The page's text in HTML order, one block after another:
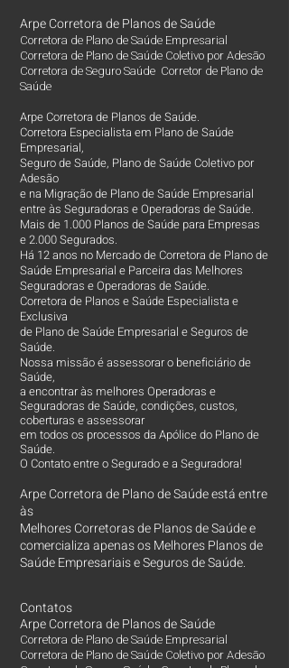
Arpe Corretora de Planos de Saúde
Corretora de Plano de Saúde Empresarial
Corretora de Plano de Saúde Coletivo por Adesão
Corretora de Seguro Saúde Corretor de Plano de
Saúde
Arpe Corretora de Planos de Saúde.
Corretora Especialista em Plano de Saúde
Empresarial,
Seguro de Saúde, Plano de Saúde Coletivo por
Adesão
e na Migração de Plano de Saúde Empresarial
entre às Seguradoras e Operadoras de Saúde.
Mais de 1.000 Planos de Saúde para Empresas
e 2.000 Segurados.
Há 12 anos no Mercado de Corretora de Plano de
Saúde Empresarial e Parceira das Melhores
Seguradoras e Operadoras de Saúde.
Corretora de Planos e Saúde Especialista e
Exclusiva
de Plano de Saúde Empresarial e Seguros de
Saúde.
Nossa missão é assessorar o beneficiário de
Saúde,
a encontrar às melhores Operadoras e
Seguradoras de Saúde, condições, custos,
coberturas e assessorar
em todos os processos da Apólice do Plano de
Saúde.
O Contato entre o Segurado e a Seguradora!
Arpe Corretora de Plano de Saúde está entre
às
Melhores Corretorasde Planos de Saúde e
comercializa apenas os Melhores Planos de
Saúde Empresariais e Seguros de Saúde.
Contatos
Arpe Corretora de Planos de Saúde
Corretora de Plano de Saúde Empresarial
Corretora de Plano de Saúde Coletivo por Adesão